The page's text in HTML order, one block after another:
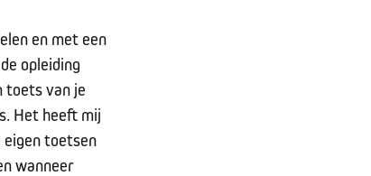
en met een
opleiding
toets van je
Het heeft mij
eigen toetsen
wanneer